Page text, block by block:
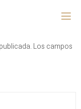
Los campos